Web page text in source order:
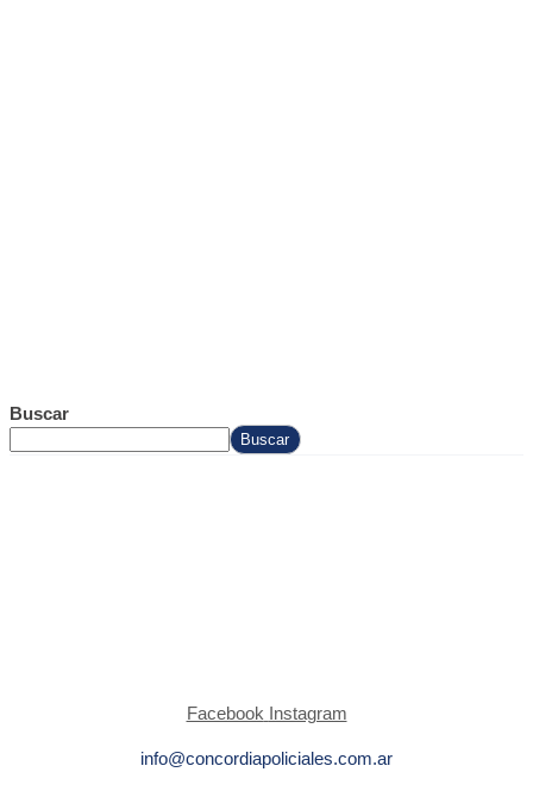
Buscar
Buscar
Facebook Instagram
info@concordiapoliciales.com.ar